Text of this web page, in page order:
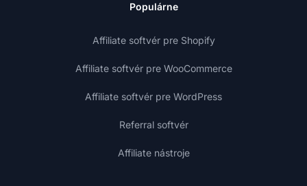
Populárne
Affiliate softvér pre Shopify
Affiliate softvér pre WooCommerce
Affiliate softvér pre WordPress
Referral softvér
Affiliate nástroje